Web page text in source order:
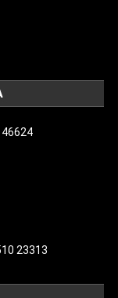
46624
23313